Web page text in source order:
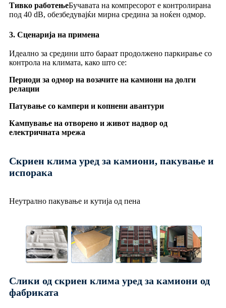
Тивко работењеБучавата на компресорот е контролирана
под 40 dB, обезбедувајќи мирна средина за ноќен одмор.
3. Сценарија на примена
Идеално за средини што бараат продолжено паркирање со
контрола на климата, како што се:
Периоди за одмор на возачите на камиони на долги
релации
Патување со кампери и копнени авантури
Кампување на отворено и живот надвор од
електричната мрежа
Скриен клима уред за камиони, пакување и
испорака
Неутрално пакување и кутија од пена
Слики од скриен клима уред за камиони од
фабриката